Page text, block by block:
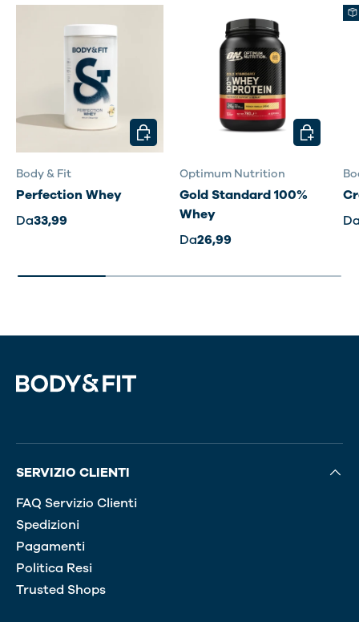
Body & Fit
Perfection Whey
Da33,99
SCEGLI OPZIONI
Optimum Nutrition
Gold Standard 100%
Whey
Da26,99
SCEGLI
SERVIZIO CLIENTI
FAQ Servizio Clienti
Spedizioni
Pagamenti
Politica Resi
Trusted Shops